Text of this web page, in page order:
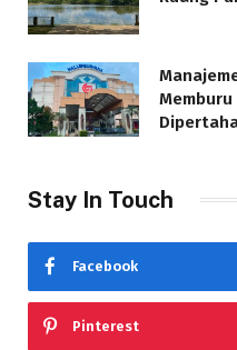
Stay In Touch
Facebook
Pinterest